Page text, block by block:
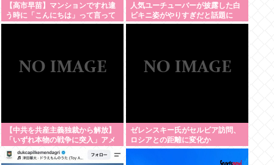
【高市早苗】マンションですれ違
う時に「こんにちは」って言って
くる奴がクソ気持ち悪い。話しか
人気ユーチューバーが披露した白
ビキニ姿がやりすぎだと話題に
【中共を共産主義独裁から解放】
「いずれ本物の戦争に突入」アメ
リカの右派が夢見る〈露骨に交戦
的〉なシナリオ
ゼレンスキー氏がセルビア訪問、
ロシアとの距離に変化か